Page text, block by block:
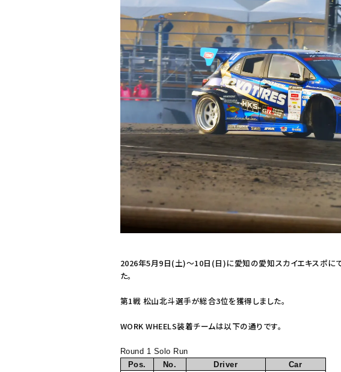
2026年5月9日(土)～10日(日)に愛知の愛知スカイエキスポに
た。
第1戦 松山北斗選手が総合3位を獲得しました。
WORK WHEELS装着チームは以下の通りです。
Round 1 Solo Run
Pos.
No. Driver
Car